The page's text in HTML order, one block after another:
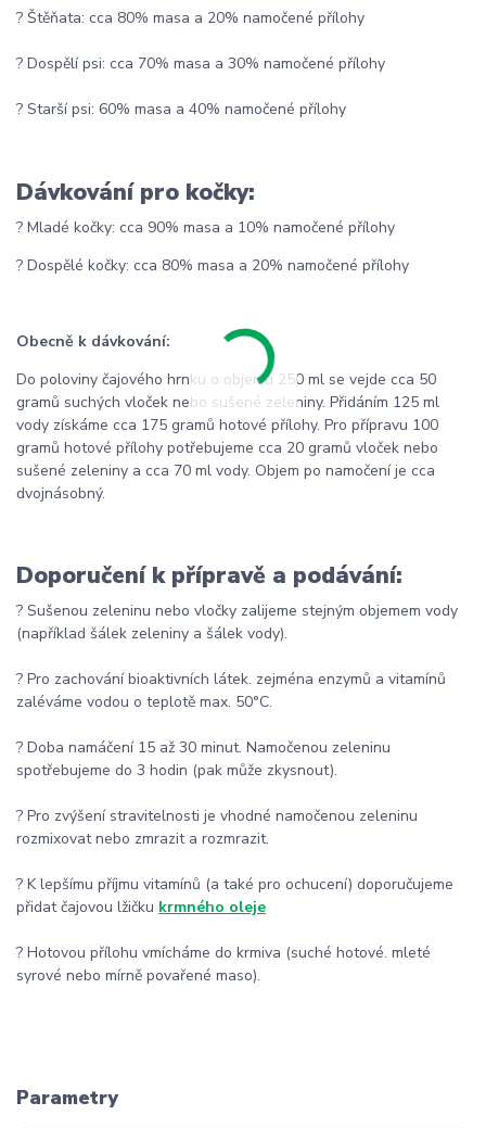
? Štěňata: cca 80% masa a 20% namočené přílohy
? Dospělí psi: cca 70% masa a 30% namočené přílohy
? Starší psi: 60% masa a 40% namočené přílohy
Dávkování pro kočky:
? Mladé kočky: cca 90% masa a 10% namočené přílohy
? Dospělé kočky: cca 80% masa a 20% namočené přílohy
Obecně k dávkování:
Do poloviny čajového hrnku o objemu 250 ml se vejde cca 50
gramů suchých vloček nebo sušené zeleniny. Přidáním 125 ml
vody získáme cca 175 gramů hotové přílohy. Pro přípravu 100
gramů hotové přílohy potřebujeme cca 20 gramů vloček nebo
sušené zeleniny a cca 70 ml vody. Objem po namočení je cca
dvojnásobný.
Doporučení k přípravě a podávání:
? Sušenou zeleninu nebo vločky zalijeme stejným objemem vody
(například šálek zeleniny a šálek vody).
? Pro zachování bioaktivních látek. zejména enzymů a vitamínů
zaléváme vodou o teplotě max. 50°C.
? Doba namáčení 15 až 30 minut. Namočenou zeleninu
spotřebujeme do 3 hodin (pak může zkysnout).
? Pro zvýšení stravitelnosti je vhodné namočenou zeleninu
rozmixovat nebo zmrazit a rozmrazit.
? K lepšímu příjmu vitamínů (a také pro ochucení) doporučujeme
přidat čajovou lžičku krmného oleje
? Hotovou přílohu vmícháme do krmiva (suché hotové. mleté
syrové nebo mírně povařené maso).
Parametry